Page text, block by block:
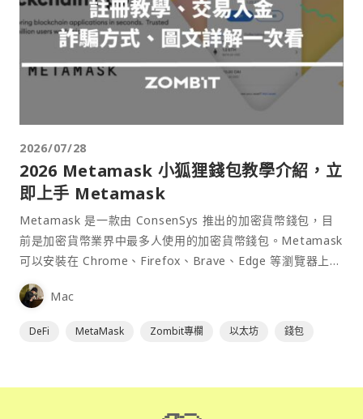
2026/07/28
2026 Metamask 小狐狸錢包教學介紹，立
即上手 Metamask
Metamask 是一款由 ConsenSys 推出的加密貨幣錢包，目
前是加密貨幣業界中最多人使用的加密貨幣錢包。Metamask
可以安裝在 Chrome、Firefox、Brave、Edge 等瀏覽器上作
為插件使用，具備許多功能且使用上非常方便。
Mac
DeFi MetaMask Zombit專欄 以太坊 錢包